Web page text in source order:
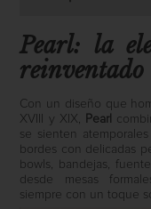
Pearl: la
reinventado
Con un diseño que
XVIII y XIX,
Pearl
se sienten
bordes con delicadas
bowls, bandejas,
desde mesas
siempre con un toque